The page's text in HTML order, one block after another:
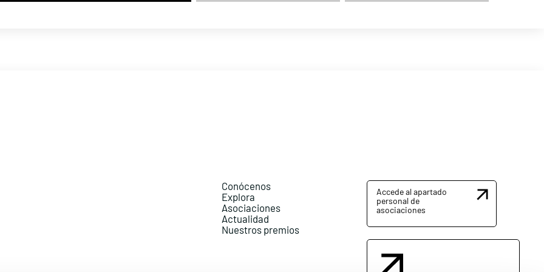
Conócenos
Explora
Asociaciones
Actualidad
Nuestros premios
Accede al apartado
personal de
asociaciones